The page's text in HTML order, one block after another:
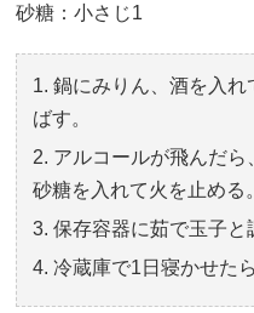
砂糖：小さじ1
鍋にみりん、酒を入
ばす。
アルコールが飛んだ
砂糖を入れて火を止める。
保存容器に茹で玉子と
冷蔵庫で1日寝かせた